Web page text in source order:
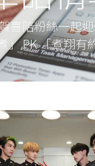
喜陪粉絲一起
」 PK 「煮翔有